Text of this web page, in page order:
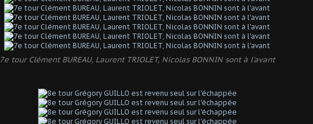
7e tour Clément BUREAU, Laurent TRIOLET, Nicolas BONNIN sont à l'avant